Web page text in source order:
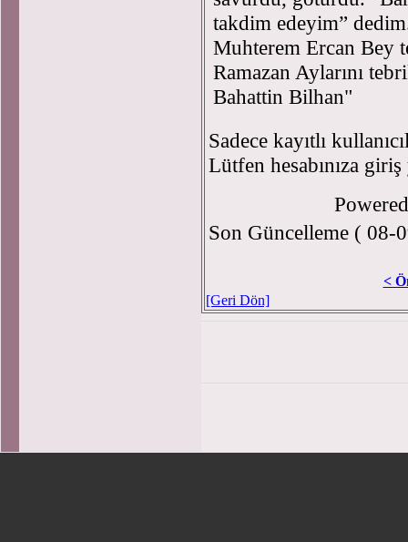
takdim edeyim”
Muhterem Ercan Bey
Ramazan Aylarını
Bahattin Bilhan"
Sadece kayıtlı
Lütfen hesabınıza
Son Güncelleme ( 08-
<
[Geri Dön]